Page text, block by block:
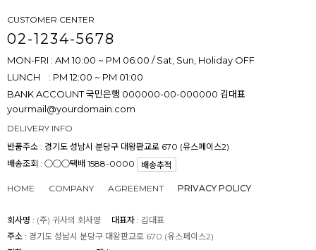
CUSTOMER CENTER
02-1234-5678
MON-FRI : AM 10:00 ~ PM 06:00 / Sat, Sun, Holiday OFF
LUNCH : PM 12:00 ~ PM 01:00
BANK ACCOUNT국민은행 000000-00-000000 김대표
yourmail@yourdomain.com
DELIVERY INFO
반품주소 : 경기도 성남시 분당구 대왕판교로 670 (유스페이스2)
배송조회 : ○○○택배 1588-0000
배송추적
HOME COMPANY AGREEMENT PRIVACY POLICY
회사명 : (주) 귀사의 회사명 대표자 : 김대표
주소 : 경기도 성남시 분당구 대왕판교로 670 (유스페이스2)